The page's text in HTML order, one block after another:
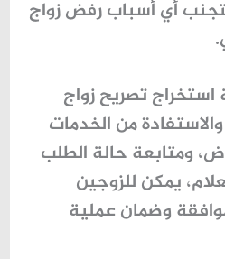
أي أسباب رفض زواج
تصريح زواج
من الخدمات
ومتابعة حالة الطلب
يمكن للزوجين
وضمان عملية